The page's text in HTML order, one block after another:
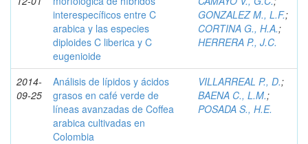
interespecíficos entre C
arabica y las especies
diploides C liberica y C
eugenioide
GONZALEZ M., L.F.;
CORTINA G., H.A.;
HERRERA P., J.C.
2014-
09-25
Análisis de lípidos y ácidos
grasos en café verde de
líneas avanzadas de Coffea
arabica cultivadas en
Colombia
VILLARREAL P., D.;
BAENA C., L.M.;
POSADA S., H.E.